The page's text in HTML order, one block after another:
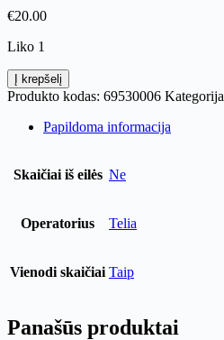
€20.00
Liko 1
produkto
kiekis:
Į krepšelį
Produkto kodas: 69530006
Papildoma informacija
Skaičiai iš eilės Ne
Operatorius Telia
Vienodi skaičiai Taip
Panašūs produktai